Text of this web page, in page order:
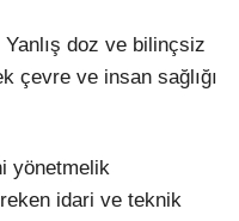
Yanlış doz ve bilinçsiz
çevre ve insan sağlığı
yönetmelik
idari ve teknik